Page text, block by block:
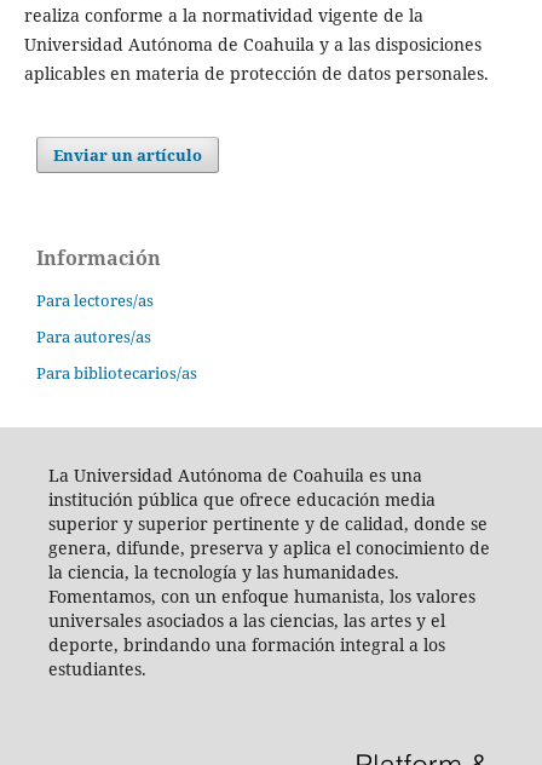
realiza conforme a la normatividad vigente de la
Universidad Autónoma de Coahuila y a las disposiciones
aplicables en materia de protección de datos personales.
Enviar un artículo
Información
Para lectores/as
Para autores/as
Para bibliotecarios/as
La Universidad Autónoma de Coahuila es una
institución pública que ofrece educación media
superior y superior pertinente y de calidad, donde se
genera, difunde, preserva y aplica el conocimiento de
la ciencia, la tecnología y las humanidades.
Fomentamos, con un enfoque humanista, los valores
universales asociados a las ciencias, las artes y el
deporte, brindando una formación integral a los
estudiantes.